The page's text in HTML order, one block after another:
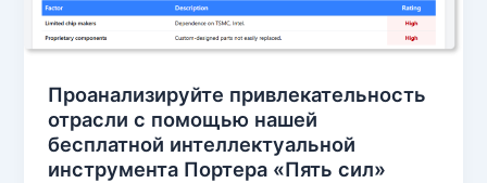
Проанализируйте привлекательность
отрасли с помощью нашей
бесплатной интеллектуальной
инструмента Портера «Пять сил»